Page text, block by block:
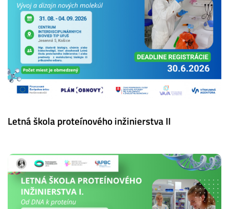
Letná škola proteínového inžinierstva II